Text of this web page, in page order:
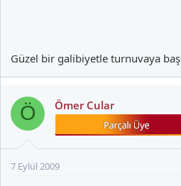
Güzel bir galibiyetle turnuvaya
Ö Ömer Cular
7 Eylül 2009